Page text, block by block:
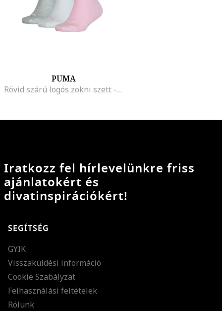
PUMA
Rövid szárú logós zokni szett - 3 pár
Iratkozz fel hírlevelünkre friss
ajánlatokért és
divatinspirációkért!
SEGÍTSÉG
GYIK
Visszaküldési információ
Cookie Szabályzat
Felhasználási feltételek
Rólunk